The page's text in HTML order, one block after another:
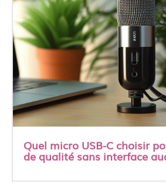
Quel micro USB-C choisir
de qualité sans interface